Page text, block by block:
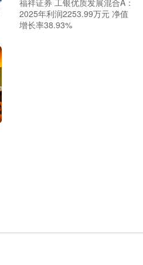
2025年利润2253.99万元 净值
增长率38.93%